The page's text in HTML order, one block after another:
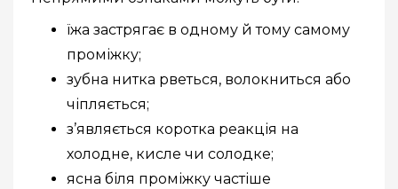
їжа застрягає в одному й тому самому
проміжку;
зубна нитка рветься, волокниться або
чіпляється;
з’являється коротка реакція на
холодне, кисле чи солодке;
ясна біля проміжку частіше